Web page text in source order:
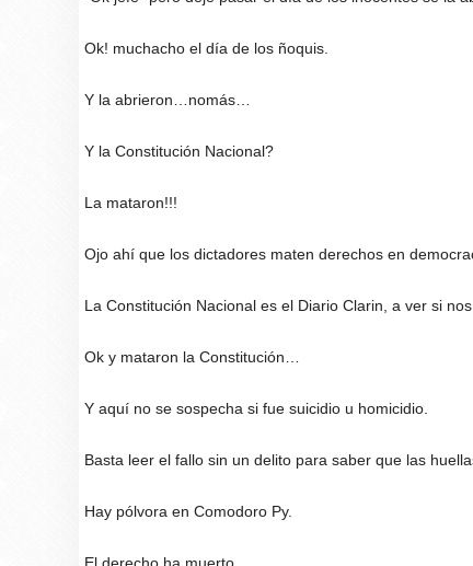
Ok! muchacho el día de los ñoquis.
Y la abrieron…nomás…
Y la Constitución Nacional?
La mataron!!!
Ojo ahí que los dictadores maten derechos en
La Constitución Nacional es el Diario Clarin, a ver si
Ok y mataron la Constitución…
Y aquí no se sospecha si fue suicidio u homicidio.
Basta leer el fallo sin un delito para saber que las
Hay pólvora en Comodoro Py.
El derecho ha muerto.